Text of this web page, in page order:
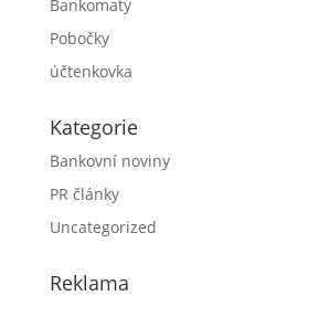
Bankomaty
Pobočky
účtenkovka
Kategorie
Bankovní noviny
PR články
Uncategorized
Reklama